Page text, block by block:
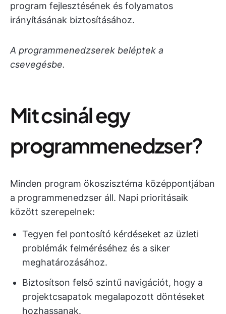
program fejlesztésének és folyamatos
irányításának biztosításához.
A programmenedzserek beléptek a
csevegésbe.
Mit csinál egy
programmenedzser?
Minden program ökoszisztéma középpontjában
a programmenedzser áll. Napi prioritásaik
között szerepelnek:
Tegyen fel pontosító kérdéseket az üzleti
problémák felméréséhez és a siker
meghatározásához.
Biztosítson felső szintű navigációt, hogy a
projektcsapatok megalapozott döntéseket
hozhassanak.